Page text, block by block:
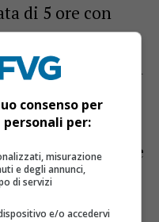
di 5 ore con
ore 9 ciaspolata
ore a Malga
gennaio alle 6 è
escursione
mentre
consenso per
per:
misurazione
e degli annunci,
di servizi
e/o accedervi